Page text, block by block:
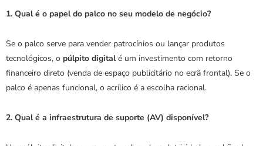
1. Qual é o papel do palco no seu modelo de negócio?
Se o palco serve para vender patrocínios ou lançar produtos
tecnológicos, o púlpito digital é um investimento com retorno
financeiro direto (venda de espaço publicitário no ecrã frontal). Se o
palco é apenas funcional, o acrílico é a escolha racional.
2. Qual é a infraestrutura de suporte (AV) disponível?